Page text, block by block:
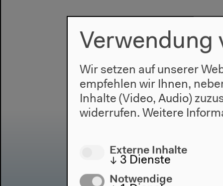
Verwendung
Wir setzen auf unserer
empfehlen wir Ihnen,
Inhalte (Video, Audio)
widerrufen. Weitere
Externe Inhalte
↓ 3 Dienste
Notwendige